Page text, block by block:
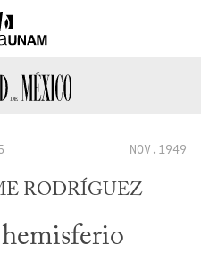
NOV.1949
RODRÍGUEZ